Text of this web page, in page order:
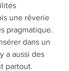
une rêverie
pragmatique.
dans un
a aussi des
partout.